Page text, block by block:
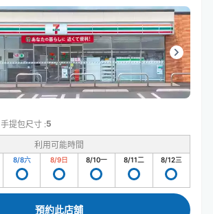
手提包尺寸 :5
利用可能時間
8/8六 8/9日 8/10一 8/11二 8/12三
預約此店舖